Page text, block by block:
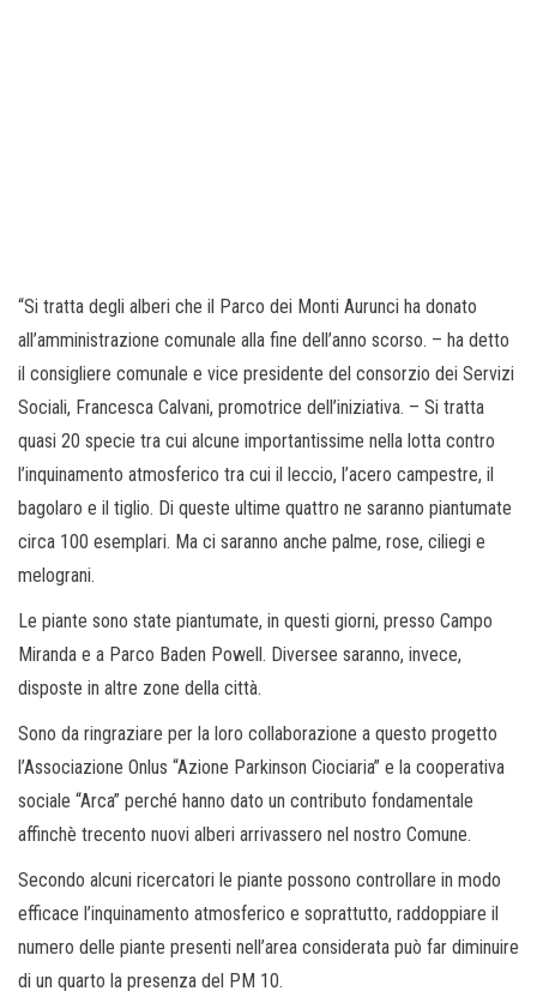
“Si tratta degli alberi che il Parco dei Monti Aurunci ha donato
all’amministrazione comunale alla fine dell’anno scorso. – ha detto
il consigliere comunale e vice presidente del consorzio dei Servizi
Sociali, Francesca Calvani, promotrice dell’iniziativa. – Si tratta
quasi 20 specie tra cui alcune importantissime nella lotta contro
l’inquinamento atmosferico tra cui il leccio, l’acero campestre, il
bagolaro e il tiglio. Di queste ultime quattro ne saranno piantumate
circa 100 esemplari. Ma ci saranno anche palme, rose, ciliegi e
melograni.
Le piante sono state piantumate, in questi giorni, presso Campo
Miranda e a Parco Baden Powell. Diversee saranno, invece,
disposte in altre zone della città.
Sono da ringraziare per la loro collaborazione a questo progetto
l’Associazione Onlus “Azione Parkinson Ciociaria” e la cooperativa
sociale “Arca” perché hanno dato un contributo fondamentale
affinchè trecento nuovi alberi arrivassero nel nostro Comune.
Secondo alcuni ricercatori le piante possono controllare in modo
efficace l’inquinamento atmosferico e soprattutto, raddoppiare il
numero delle piante presenti nell’area considerata può far diminuire
di un quarto la presenza del PM 10.